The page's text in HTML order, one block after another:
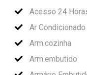
Acesso 24
Ar Condicionado
Arm.cozinha
Arm.embutido